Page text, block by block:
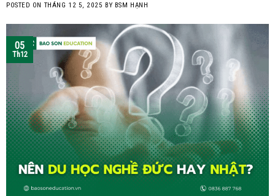
POSTED ON THÁNG 12 5, 2025 BY BSM HẠNH
05
Th12